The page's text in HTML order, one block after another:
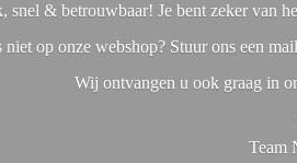
snel & betrouwbaar! Je bent zeker van
op onze webshop? Stuur ons een
Wij ontvangen u ook graag in
Team